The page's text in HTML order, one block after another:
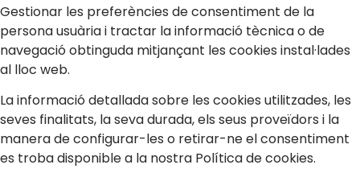
Gestionar les preferències de consentiment de la
persona usuària i tractar la informació tècnica o de
navegació obtinguda mitjançant les cookies instal·lades
al lloc web.
La informació detallada sobre les cookies utilitzades, les
seves finalitats, la seva durada, els seus proveïdors i la
manera de configurar-les o retirar-ne el consentiment
es troba disponible a la nostra Política de cookies.